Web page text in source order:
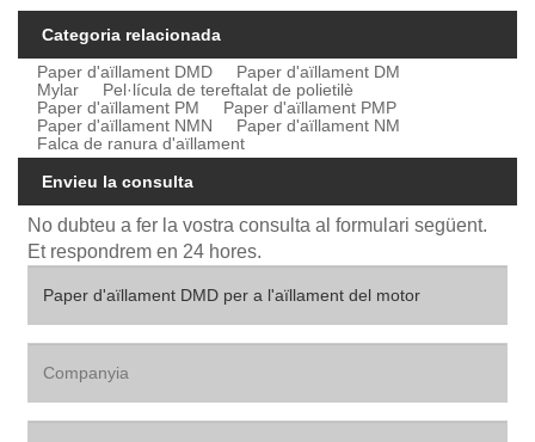
Categoria relacionada
Paper d'aïllament DMD
Paper d'aïllament DM
Mylar
Pel·lícula de tereftalat de polietilè
Paper d'aïllament PM
Paper d'aïllament PMP
Paper d'aïllament NMN
Paper d'aïllament NM
Falca de ranura d'aïllament
Envieu la consulta
No dubteu a fer la vostra consulta al formulari següent.
Et respondrem en 24 hores.